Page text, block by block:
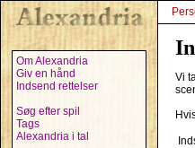
Om Alexandria
Giv en hånd
Indsend rettelser
Søg efter spil
Tags
Alexandria i tal
Vi